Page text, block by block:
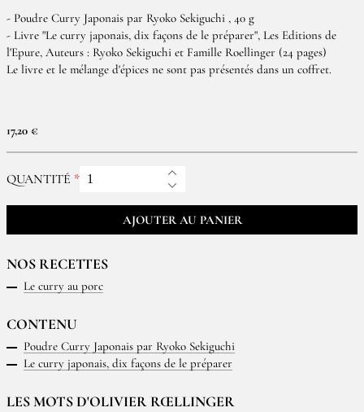
- Poudre Curry Japonais par Ryoko Sekiguchi , 40 g
- Livre "Le curry japonais, dix façons de le préparer", Les Editions de
l'Epure, Auteurs : Ryoko Sekiguchi et Famille Roellinger (24 pages)
Le livre et le mélange d'épices ne sont pas présentés dans un coffret.
17,20 €
QUANTITÉ
AJOUTER AU PANIER
NOS RECETTES
Le curry au porc
CONTENU
Poudre Curry Japonais par Ryoko Sekiguchi
Le curry japonais, dix façons de le préparer
LES MOTS D'OLIVIER RŒLLINGER